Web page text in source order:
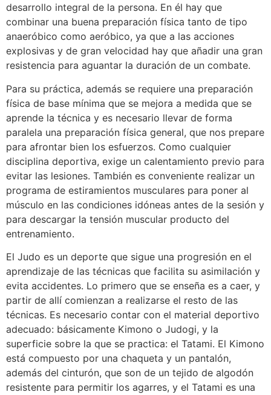
desarrollo integral de la persona. En él hay que
combinar una buena preparación física tanto de tipo
anaeróbico como aeróbico, ya que a las acciones
explosivas y de gran velocidad hay que añadir una gran
resistencia para aguantar la duración de un combate.
Para su práctica, además se requiere una preparación
física de base mínima que se mejora a medida que se
aprende la técnica y es necesario llevar de forma
paralela una preparación física general, que nos prepare
para afrontar bien los esfuerzos. Como cualquier
disciplina deportiva, exige un calentamiento previo para
evitar las lesiones. También es conveniente realizar un
programa de estiramientos musculares para poner al
músculo en las condiciones idóneas antes de la sesión y
para descargar la tensión muscular producto del
entrenamiento.
El Judo es un deporte que sigue una progresión en el
aprendizaje de las técnicas que facilita su asimilación y
evita accidentes. Lo primero que se enseña es a caer, y
partir de allí comienzan a realizarse el resto de las
técnicas. Es necesario contar con el material deportivo
adecuado: básicamente Kimono o Judogi, y la
superficie sobre la que se practica: el Tatami. El Kimono
está compuesto por una chaqueta y un pantalón,
además del cinturón, que son de un tejido de algodón
resistente para permitir los agarres, y el Tatami es una